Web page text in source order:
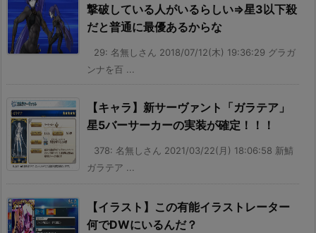
撃破している人がいるらしい⇒星3以下殺
だと普通に最優あるからな
29: 名無しさん 2018/07/12(木) 19:36:29 グラガ
ンナを百 ...
【キャラ】新サーヴァント「ガラテア」
星5バーサーカーの実装が確定！！！
378: 名無しさん 2021/03/22(月) 18:06:58 新鯖
ガラテア ...
【イラスト】この有能イラストレーター
何でDWにいるんだ？